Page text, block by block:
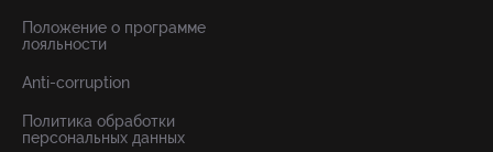
Положение о программе
лояльности
Anti-corruption
Политика обработки
персональных данных